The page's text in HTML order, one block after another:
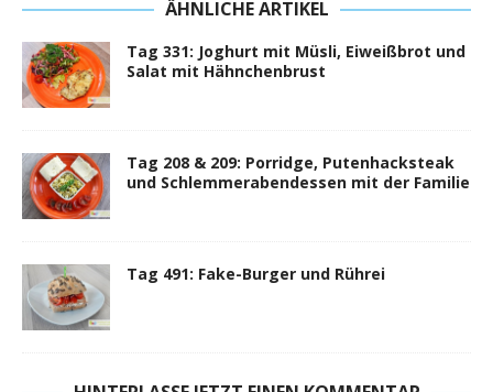
ÄHNLICHE ARTIKEL
Tag 331: Joghurt mit Müsli, Eiweißbrot und
Salat mit Hähnchenbrust
Tag 208 & 209: Porridge, Putenhacksteak
und Schlemmerabendessen mit der Familie
Tag 491: Fake-Burger und Rührei